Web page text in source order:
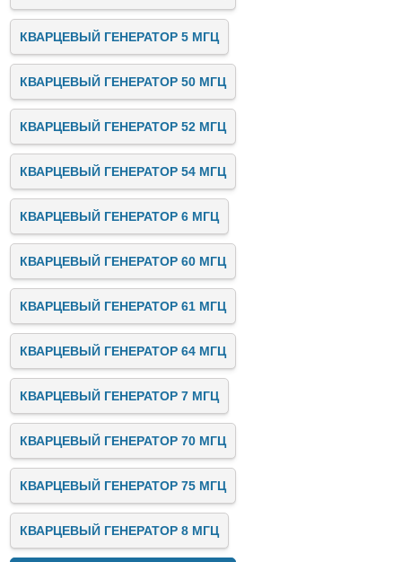
КВАРЦЕВЫЙ ГЕНЕРАТОР 5 МГЦ
КВАРЦЕВЫЙ ГЕНЕРАТОР 50 МГЦ
КВАРЦЕВЫЙ ГЕНЕРАТОР 52 МГЦ
КВАРЦЕВЫЙ ГЕНЕРАТОР 54 МГЦ
КВАРЦЕВЫЙ ГЕНЕРАТОР 6 МГЦ
КВАРЦЕВЫЙ ГЕНЕРАТОР 60 МГЦ
КВАРЦЕВЫЙ ГЕНЕРАТОР 61 МГЦ
КВАРЦЕВЫЙ ГЕНЕРАТОР 64 МГЦ
КВАРЦЕВЫЙ ГЕНЕРАТОР 7 МГЦ
КВАРЦЕВЫЙ ГЕНЕРАТОР 70 МГЦ
КВАРЦЕВЫЙ ГЕНЕРАТОР 75 МГЦ
КВАРЦЕВЫЙ ГЕНЕРАТОР 8 МГЦ